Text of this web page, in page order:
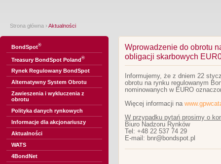
Strona główna › Aktualności
BondSpot®
Treasury BondSpot Poland®
Rynek Regulowany BondSpot
Alternatywny System Obrotu
Zawieszenia i wykluczenia z
obrotu
Polityka danych rynkowych
Informacje dla akcjonariuszy
Aktualności
WATS
4BondNet
Wprowadzenie do obrotu
obligacji skarbowych
Informujemy, że z dniem 22
obrotu na rynku regulowanym
nominowanych w EURO
Więcej informacji na
W przypadku pytań prosimy o
Biuro Nadzoru Rynków
Tel: +48 22 537 74 29
E-mail: bnr@bondspot.pl